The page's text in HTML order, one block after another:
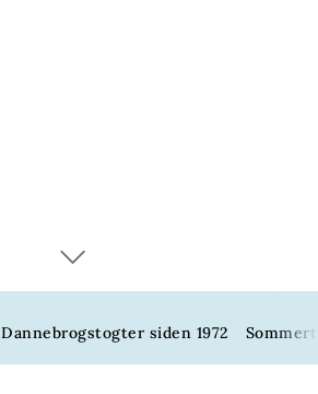
Dannebrogstogter siden 1972